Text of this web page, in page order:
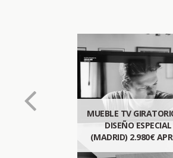
MUEBLE TV
DISEÑO ESPECIAL
(MADRID) 2.980€